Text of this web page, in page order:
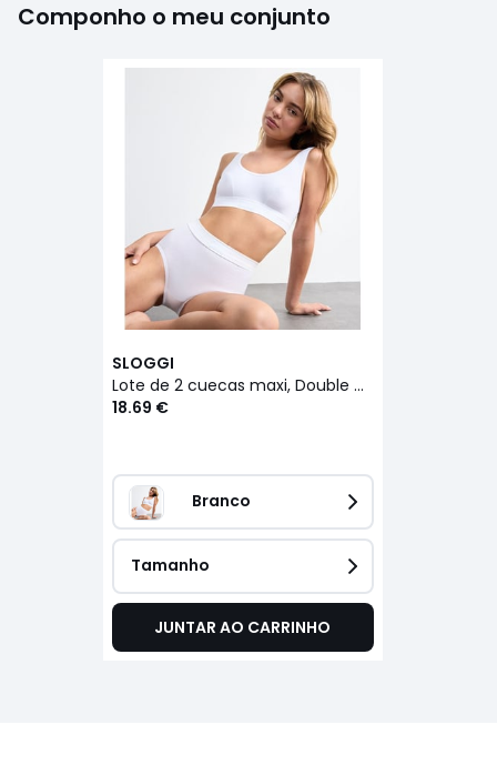
Componho o meu conjunto
SLOGGI
Lote de 2 cuecas maxi, Double Comfort
18.69 €
Branco
Tamanho
JUNTAR AO CARRINHO